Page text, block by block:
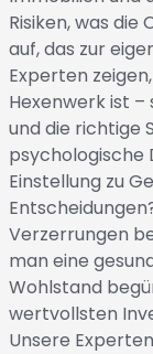
Risiken, was
auf, das zur
Experten
Hexenwerk ist
und die richtige
psychologische
Einstellung zu
Verzerrungen
man eine
Wohlstand
wertvollsten
Unsere